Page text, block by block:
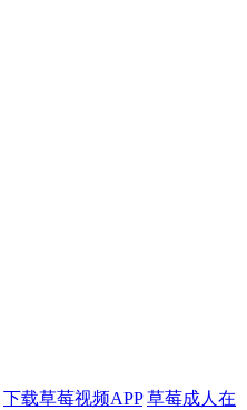
下载草莓视频APP 草莓成人在